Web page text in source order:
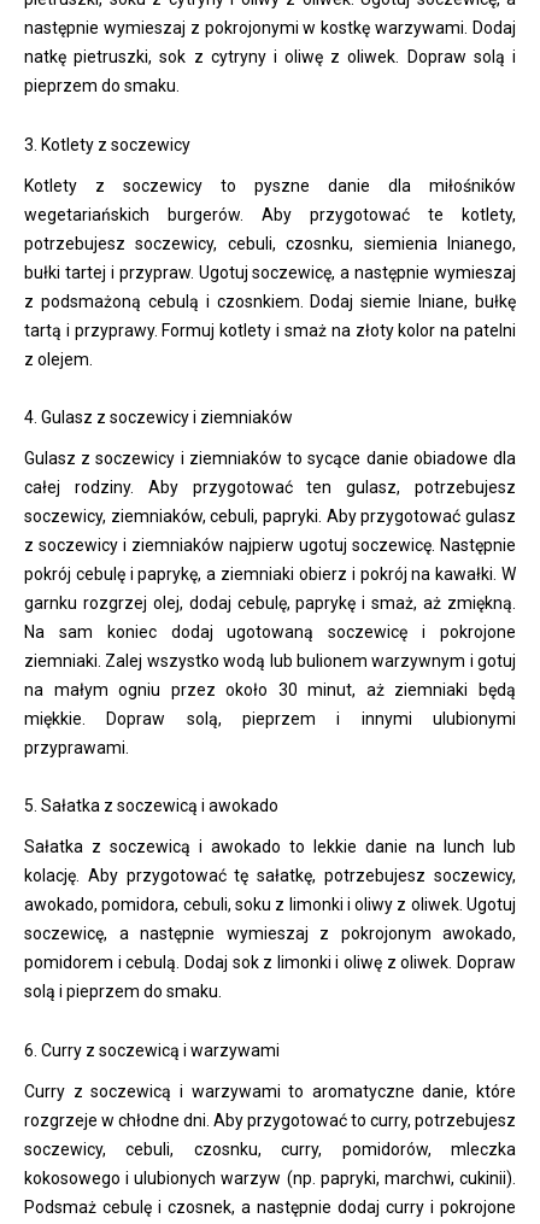
następnie wymieszaj z pokrojonymi w kostkę warzywami. Dodaj
natkę pietruszki, sok z cytryny i oliwę z oliwek. Dopraw solą i
pieprzem do smaku.
3. Kotlety z soczewicy
Kotlety z soczewicy to pyszne danie dla miłośników
wegetariańskich burgerów. Aby przygotować te kotlety,
potrzebujesz soczewicy, cebuli, czosnku, siemienia lnianego,
bułki tartej i przypraw. Ugotuj soczewicę, a następnie wymieszaj
z podsmażoną cebulą i czosnkiem. Dodaj siemie lniane, bułkę
tartą i przyprawy. Formuj kotlety i smaż na złoty kolor na patelni
z olejem.
4. Gulasz z soczewicy i ziemniaków
Gulasz z soczewicy i ziemniaków to sycące danie obiadowe dla
całej rodziny. Aby przygotować ten gulasz, potrzebujesz
soczewicy, ziemniaków, cebuli, papryki. Aby przygotować gulasz
z soczewicy i ziemniaków najpierw ugotuj soczewicę. Następnie
pokrój cebulę i paprykę, a ziemniaki obierz i pokrój na kawałki. W
garnku rozgrzej olej, dodaj cebulę, paprykę i smaż, aż zmiękną.
Na sam koniec dodaj ugotowaną soczewicę i pokrojone
ziemniaki. Zalej wszystko wodą lub bulionem warzywnym i gotuj
na małym ogniu przez około 30 minut, aż ziemniaki będą
miękkie. Dopraw solą, pieprzem i innymi ulubionymi
przyprawami.
5. Sałatka z soczewicą i awokado
Sałatka z soczewicą i awokado to lekkie danie na lunch lub
kolację. Aby przygotować tę sałatkę, potrzebujesz soczewicy,
awokado, pomidora, cebuli, soku z limonki i oliwy z oliwek. Ugotuj
soczewicę, a następnie wymieszaj z pokrojonym awokado,
pomidorem i cebulą. Dodaj sok z limonki i oliwę z oliwek. Dopraw
solą i pieprzem do smaku.
6. Curry z soczewicą i warzywami
Curry z soczewicą i warzywami to aromatyczne danie, które
rozgrzeje w chłodne dni. Aby przygotować to curry, potrzebujesz
soczewicy, cebuli, czosnku, curry, pomidorów, mleczka
kokosowego i ulubionych warzyw (np. papryki, marchwi, cukinii).
Podsmaż cebulę i czosnek, a następnie dodaj curry i pokrojone